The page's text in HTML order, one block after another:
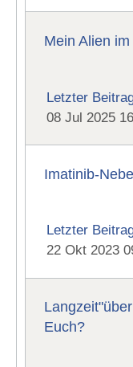
Mein Alien
Letzter
08 Jul 2025
Imatinib-
Letzter
22 Okt 2023
Euch?